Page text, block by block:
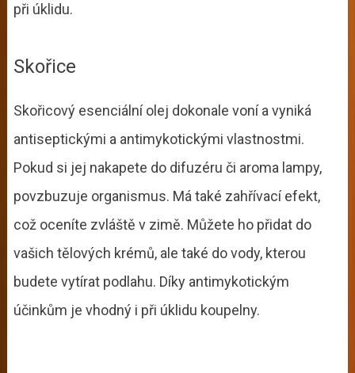
při úklidu.
Skořice
Skořicový esenciální olej dokonale voní a vyniká
antiseptickými a antimykotickými vlastnostmi.
Pokud si jej nakapete do difuzéru či aroma lampy,
povzbuzuje organismus. Má také zahřívací efekt,
což oceníte zvláště v zimě. Můžete ho přidat do
vašich tělových krémů, ale také do vody, kterou
budete vytírat podlahu. Díky antimykotickým
účinkům je vhodný i při úklidu koupelny.